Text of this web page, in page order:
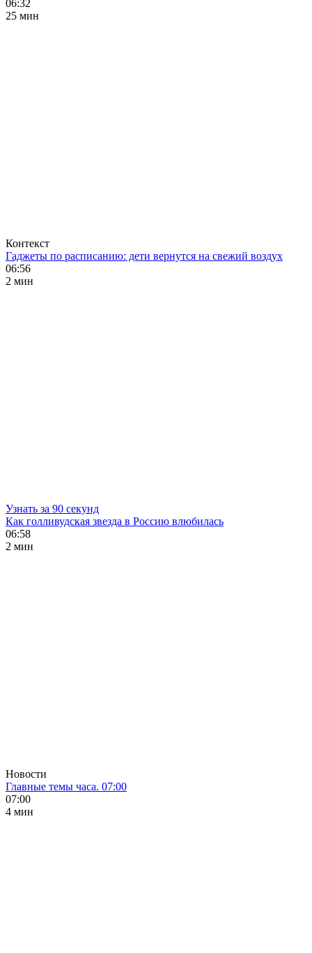
06:32
25 мин
Контекст
Гаджеты по расписанию: дети вернутся на свежий воздух
06:56
2 мин
Узнать за 90 секунд
Как голливудская звезда в Россию влюбилась
06:58
2 мин
Новости
Главные темы часа. 07:00
07:00
4 мин